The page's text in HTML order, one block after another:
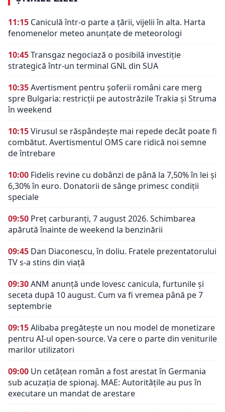
11:15 Caniculă într-o parte a țării, vijelii în alta. Harta
fenomenelor meteo anunțate de meteorologi
10:45Transgaz negociază o posibilă investiție
strategică într-un terminal GNL din SUA
10:35Avertisment pentru șoferii români care merg
spre Bulgaria: restricții pe autostrăzile Trakia și Struma
în weekend
10:15Virusul se răspândește mai repede decât poate fi
combătut. Avertismentul OMS care ridică noi semne
de întrebare
10:00 Fidelis revine cu dobânzi de până la 7,50% în lei și
6,30% în euro. Donatorii de sânge primesc condiții
speciale
09:50 Preț carburanți, 7 august 2026. Schimbarea
apărută înainte de weekend la benzinării
09:45 Dan Diaconescu, în doliu. Fratele prezentatorului
TV s-a stins din viață
09:30ANM anunță unde lovesc canicula, furtunile și
seceta după 10 august. Cum va fi vremea până pe 7
septembrie
09:15Alibaba pregătește un nou model de monetizare
pentru AI-ul open-source. Va cere o parte din veniturile
marilor utilizatori
09:00 Un cetățean român a fost arestat în Germania
sub acuzația de spionaj. MAE: Autorităţile au pus în
executare un mandat de arestare